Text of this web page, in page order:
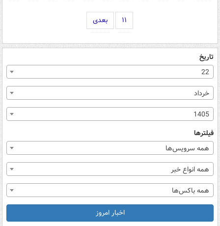
۱۱ بعدی
تاریخ
22
خرداد
1405
فیلترها
همه سرویس‌ها
همه انواع خبر
همه باکس‌ها
اخبار امروز